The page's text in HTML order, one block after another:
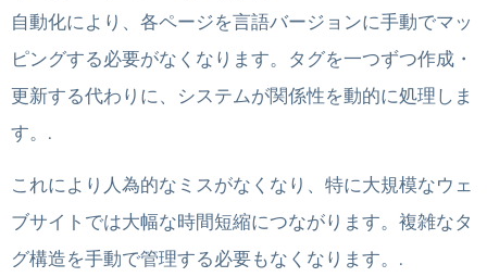
自動化により、各ページを言語バージョンに手動でマッ
ピングする必要がなくなります。タグを一つずつ作成・
更新する代わりに、システムが関係性を動的に処理しま
す。.
これにより人為的なミスがなくなり、特に大規模なウェ
ブサイトでは大幅な時間短縮につながります。複雑なタ
グ構造を手動で管理する必要もなくなります。.